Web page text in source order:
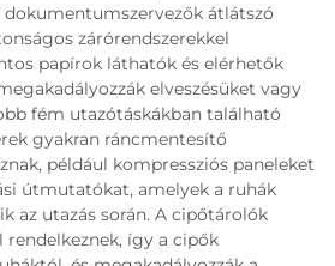
átlátszó
zárórendszerekkel
papírok láthatók és elérhetők
elveszésüket vagy
fém utazótáskákban található
gyakran ráncmentesítő
például kompressziós paneleket
útmutatókat, amelyek a ruhák
az utazás során. A cipőtárolók
így a cipők